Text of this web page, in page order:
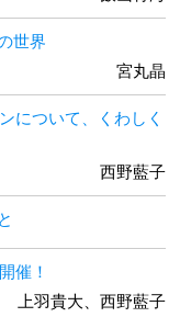
世界
宮丸晶
について、くわしく
西野藍子
催！
上羽貴大、西野藍子